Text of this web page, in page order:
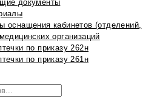
документы
оснащения кабинетов (отделений,
организаций
по приказу 262н
по приказу 261н